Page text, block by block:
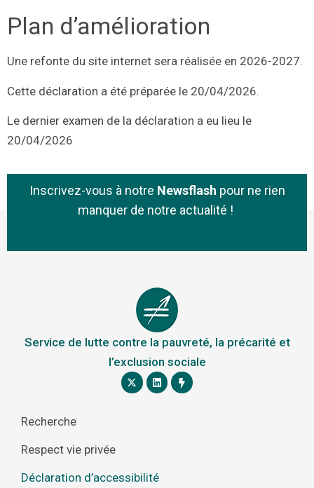
Plan d’amélioration
Une refonte du site internet sera réalisée en 2026-2027.
Cette déclaration a été préparée le 20/04/2026.
Le dernier examen de la déclaration a eu lieu le
20/04/2026
Inscrivez-vous à notre Newsflash pour ne rien
manquer de notre actualité !
Service de lutte contre la pauvreté, la précarité et
l’exclusion sociale
Recherche
Respect vie privée
Déclaration d’accessibilité